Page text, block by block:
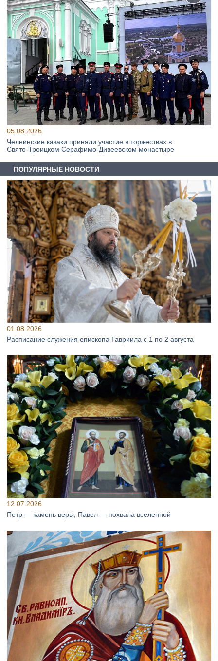
05.08.2026
Челнинские казаки приняли участие в торжествах в
Свято‑Троицком Серафимо‑Дивеевском монастыре
ПОПУЛЯРНЫЕ НОВОСТИ
01.08.2026
Расписание служения епископа Гавриила с 1 по 2 августа
12.07.2026
Петр — камень веры, Павел — похвала вселенной